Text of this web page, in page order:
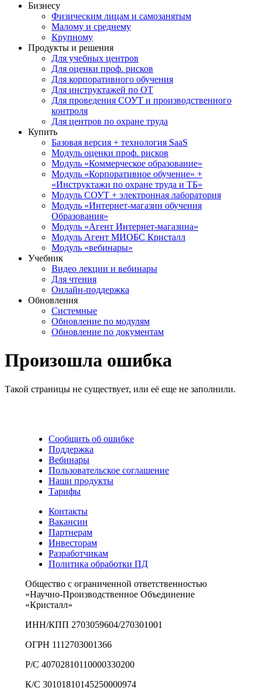
Бизнесу
Физическим лицам и самозанятым
Малому и среднему
Крупному
Продукты и решения
Для учебных центров
Для оценки проф. рисков
Для корпоративного обучения
Для инструктажей по ОТ
Для проведения СОУТ и производственного
контроля
Для центров по охране труда
Купить
Базовая версия + технология SaaS
Модуль оценки проф. рисков
Модуль «Коммерческое образование»
Модуль «Корпоративное обучение» +
«Инструктажи по охране труда и ТБ»
Модуль СОУТ + электронная лаборатория
Модуль «Интернет-магазин обучения
Образования»
Модуль «Агент Интернет-магазина»
Модуль Агент МИОБС Кристалл
Модуль «вебинары»
Учебник
Видео лекции и вебинары
Для чтения
Онлайн-поддержка
Обновления
Системные
Обновление по модулям
Обновление по документам
Произошла ошибка
Такой страницы не существует, или её еще не заполнили.
Сообщить об ошибке
Поддержка
Вебинары
Пользовательское соглашение
Наши продукты
Тарифы
Контакты
Вакансии
Партнерам
Инвесторам
Разработчикам
Политика обработки ПД
Общество с ограниченной ответственностью
«Научно-Производственное Объединение
«Кристалл»
ИНН/КПП 2703059604/270301001
ОГРН 1112703001366
Р/С 40702810110000330200
К/С 30101810145250000974